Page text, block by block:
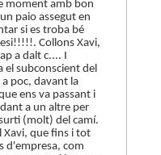
moment amb bon
paio assegut en
si es troba bé
Collons Xavi,
a dalt c.... I
el subconscient del
poc, davant la
ens va passant i
a un altre per
(molt) del camí.
Xavi, que fins i tot
d'empresa, com